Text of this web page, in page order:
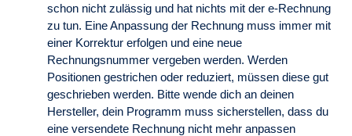
schon nicht zulässig und hat nichts mit der e-Rechnung
zu tun. Eine Anpassung der Rechnung muss immer mit
einer Korrektur erfolgen und eine neue
Rechnungsnummer vergeben werden. Werden
Positionen gestrichen oder reduziert, müssen diese gut
geschrieben werden. Bitte wende dich an deinen
Hersteller, dein Programm muss sicherstellen, dass du
eine versendete Rechnung nicht mehr anpassen